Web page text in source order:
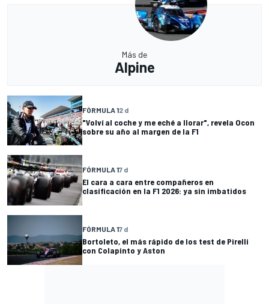
Más de
Alpine
FÓRMULA 12 d
"Volví al coche y me eché a llorar", revela Ocon
sobre su año al margen de la F1
FÓRMULA 17 d
El cara a cara entre compañeros en
clasificación en la F1 2026: ya sin imbatidos
FÓRMULA 17 d
Bortoleto, el más rápido de los test de Pirelli
con Colapinto y Aston